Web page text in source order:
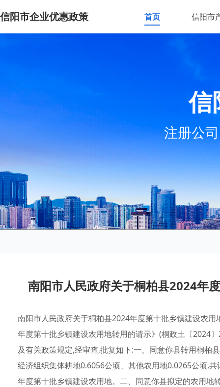
信阳市企业优惠政策 首页 信阳市
信
注册公
南阳市人民政府关于桐柏县2024年
南阳市人民政府关于桐柏县2024年度第十批乡镇建设农
年度第十批乡镇建设农用地转用的请示》(桐政土〔2024
及有关政策规定,经审查,批复如下:一、同意你县转用桐柏
经济组织集体耕地0.6056公顷、其他农用地0.0265公顷,
年度第十批乡镇建设农用地。二、同意你县拟定的农用